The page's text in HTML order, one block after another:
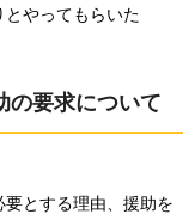
やってもらいた
の要求について
とする理由、援助を